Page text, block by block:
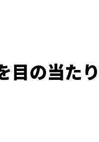
目の当た